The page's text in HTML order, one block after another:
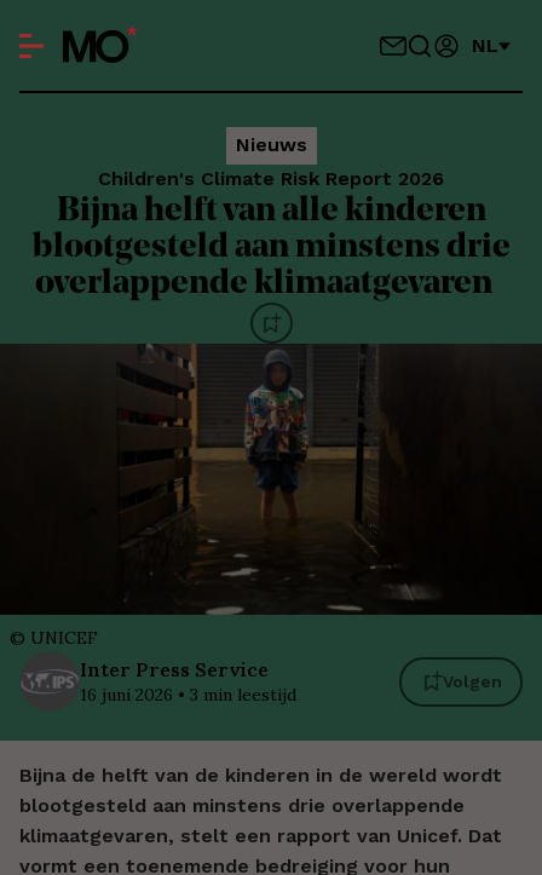
NL
Nieuws
Children's Climate Risk Report 2026
Bijna helft van alle kinderen
blootgesteld aan minstens drie
overlappende klimaatgevaren
© UNICEF
Inter Press Service
16 juni 2026 • 3 min leestijd
Volgen
Bijna de helft van de kinderen in de wereld wordt
blootgesteld aan minstens drie overlappende
klimaatgevaren, stelt een rapport van Unicef. Dat
vormt een toenemende bedreiging voor hun